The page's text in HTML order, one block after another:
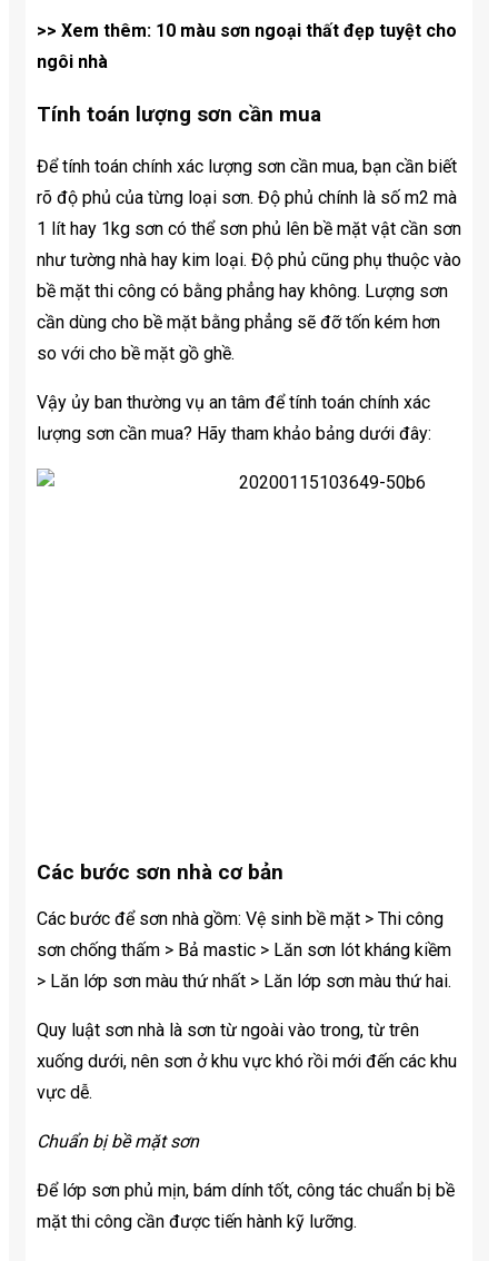
>> Xem thêm: 10 màu sơn ngoại thất đẹp tuyệt cho
ngôi nhà
Tính toán lượng sơn cần mua
Để tính toán chính xác lượng sơn cần mua, bạn cần biết
rõ độ phủ của từng loại sơn. Độ phủ chính là số m2 mà
1 lít hay 1kg sơn có thể sơn phủ lên bề mặt vật cần sơn
như tường nhà hay kim loại. Độ phủ cũng phụ thuộc vào
bề mặt thi công có bằng phẳng hay không. Lượng sơn
cần dùng cho bề mặt bằng phẳng sẽ đỡ tốn kém hơn
so với cho bề mặt gồ ghề.
Vậy ủy ban thường vụ an tâm để tính toán chính xác
lượng sơn cần mua? Hãy tham khảo bảng dưới đây:
Các bước sơn nhà cơ bản
Các bước để sơn nhà gồm: Vệ sinh bề mặt > Thi công
sơn chống thấm > Bả mastic > Lăn sơn lót kháng kiềm
> Lăn lớp sơn màu thứ nhất > Lăn lớp sơn màu thứ hai.
Quy luật sơn nhà là sơn từ ngoài vào trong, từ trên
xuống dưới, nên sơn ở khu vực khó rồi mới đến các khu
vực dễ.
Chuẩn bị bề mặt sơn
Để lớp sơn phủ mịn, bám dính tốt, công tác chuẩn bị bề
mặt thi công cần được tiến hành kỹ lưỡng.